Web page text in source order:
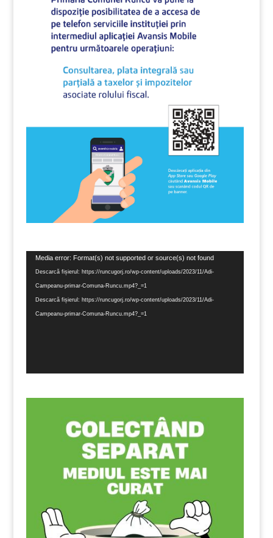
Player
video
Media error: Format(s) not supported or source(s) not found
Descarcă fișierul: https://runcugorj.ro/wp-content/uploads/2023/11/Adi-
Campeanu-primar-Comuna-Runcu.mp4?_=1
Descarcă fișierul: https://runcugorj.ro/wp-content/uploads/2023/11/Adi-
Campeanu-primar-Comuna-Runcu.mp4?_=1